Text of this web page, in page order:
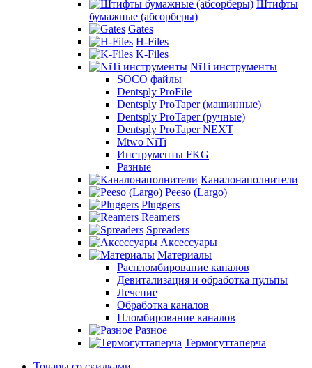
Штифты
бумажные (абсорберы)
Gates
H-Files
K-Files
NiTi инструменты
SOCO файлы
Dentsply ProFile
Dentsply ProTaper (машинные)
Dentsply ProTaper (ручные)
Dentsply ProTaper NEXT
Mtwo NiTi
Инструменты FKG
Разные
Каналонаполнители
Peeso (Largo)
Pluggers
Reamers
Spreaders
Аксессуары
Материалы
Распломбирование каналов
Девитализация и обработка пульпы
Лечение
Обработка каналов
Пломбирование каналов
Разное
Термогуттаперча